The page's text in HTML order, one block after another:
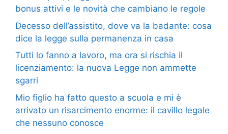
bonus attivi e le novità che cambiano le regole
Decesso dell’assistito, dove va la badante: cosa
dice la legge sulla permanenza in casa
Tutti lo fanno a lavoro, ma ora si rischia il
licenziamento: la nuova Legge non ammette
sgarri
Mio figlio ha fatto questo a scuola e mi è
arrivato un risarcimento enorme: il cavillo legale
che nessuno conosce